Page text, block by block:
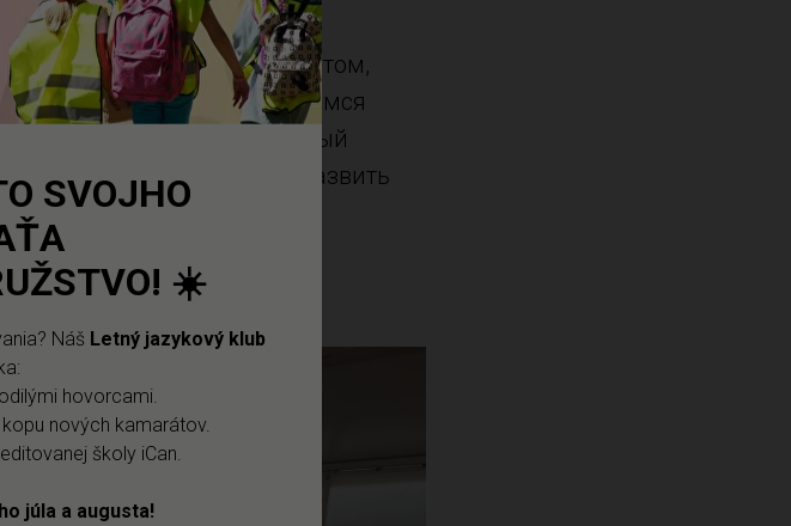
SVOJHO
☀️
Náš Letný jazykový klub
hovorcami.
nových kamarátov.
školy iCan.
júla a augusta!
с Надацией AK были опытом,
обучения. Гордимся
над тем, чтобы каждый
образование и развить